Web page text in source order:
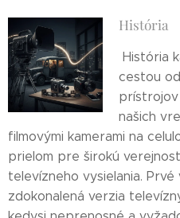
História
História
cestou
našich
filmovými kamerami na
prielom pre širokú
televízneho vysielania.
zdokonalená verzia